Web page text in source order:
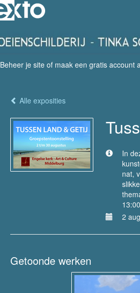
Beheer je site of maak een gratis account
Alle exposities
In
nat,
2
Getoonde werken